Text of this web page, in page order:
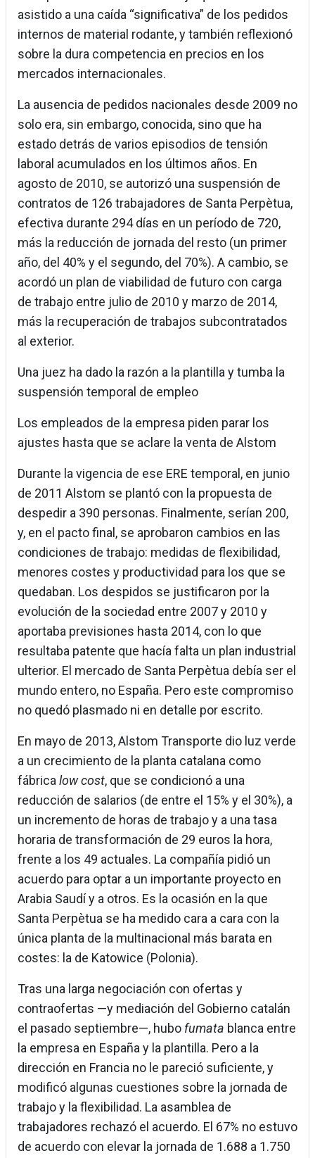
asistido a una caída “significativa” de los pedidos
internos de material rodante, y también reflexionó
sobre la dura competencia en precios en los
mercados internacionales.
La ausencia de pedidos nacionales desde 2009 no
solo era, sin embargo, conocida, sino que ha
estado detrás de varios episodios de tensión
laboral acumulados en los últimos años. En
agosto de 2010, se autorizó una suspensión de
contratos de 126 trabajadores de Santa Perpètua,
efectiva durante 294 días en un período de 720,
más la reducción de jornada del resto (un primer
año, del 40% y el segundo, del 70%). A cambio, se
acordó un plan de viabilidad de futuro con carga
de trabajo entre julio de 2010 y marzo de 2014,
más la recuperación de trabajos subcontratados
al exterior.
Una juez ha dado la razón a la plantilla y tumba la
suspensión temporal de empleo
Los empleados de la empresa piden parar los
ajustes hasta que se aclare la venta de Alstom
Durante la vigencia de ese ERE temporal, en junio
de 2011 Alstom se plantó con la propuesta de
despedir a 390 personas. Finalmente, serían 200,
y, en el pacto final, se aprobaron cambios en las
condiciones de trabajo: medidas de flexibilidad,
menores costes y productividad para los que se
quedaban. Los despidos se justificaron por la
evolución de la sociedad entre 2007 y 2010 y
aportaba previsiones hasta 2014, con lo que
resultaba patente que hacía falta un plan industrial
ulterior. El mercado de Santa Perpètua debía ser el
mundo entero, no España. Pero este compromiso
no quedó plasmado ni en detalle por escrito.
En mayo de 2013, Alstom Transporte dio luz verde
a un crecimiento de la planta catalana como
fábrica low cost, que se condicionó a una
reducción de salarios (de entre el 15% y el 30%), a
un incremento de horas de trabajo y a una tasa
horaria de transformación de 29 euros la hora,
frente a los 49 actuales. La compañía pidió un
acuerdo para optar a un importante proyecto en
Arabia Saudí y a otros. Es la ocasión en la que
Santa Perpètua se ha medido cara a cara con la
única planta de la multinacional más barata en
costes: la de Katowice (Polonia).
Tras una larga negociación con ofertas y
contraofertas —y mediación del Gobierno catalán
el pasado septiembre—, hubo fumata blanca entre
la empresa en España y la plantilla. Pero a la
dirección en Francia no le pareció suficiente, y
modificó algunas cuestiones sobre la jornada de
trabajo y la flexibilidad. La asamblea de
trabajadores rechazó el acuerdo. El 67% no estuvo
de acuerdo con elevar la jornada de 1.688 a 1.750